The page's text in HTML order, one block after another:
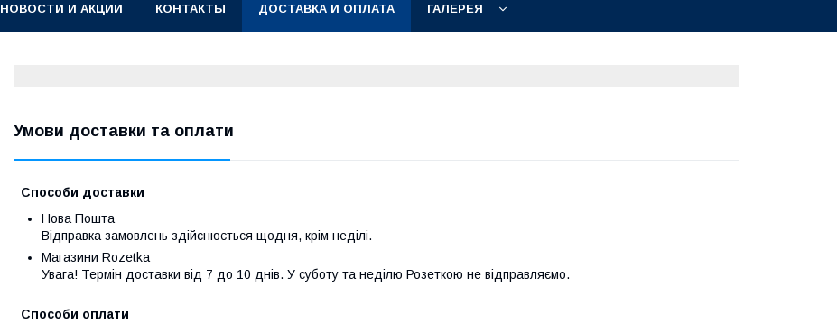
НОВОСТИ И АКЦИИ КОНТАКТЫ ДОСТАВКА И ОПЛАТА ГАЛЕРЕЯ
Умови доставки та оплати
Способи доставки
Нова Пошта
Відправка замовлень здійснюється щодня, крім неділі.
Магазини Rozetka
Увага! Термін доставки від 7 до 10 днів. У суботу та неділю Розеткою не відправляємо.
Способи оплати